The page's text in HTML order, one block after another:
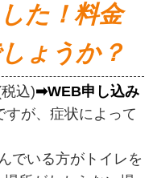
た！料金
ょうか？
込)➡WEB申し込み
すが、症状によって
でいる方がトイレを